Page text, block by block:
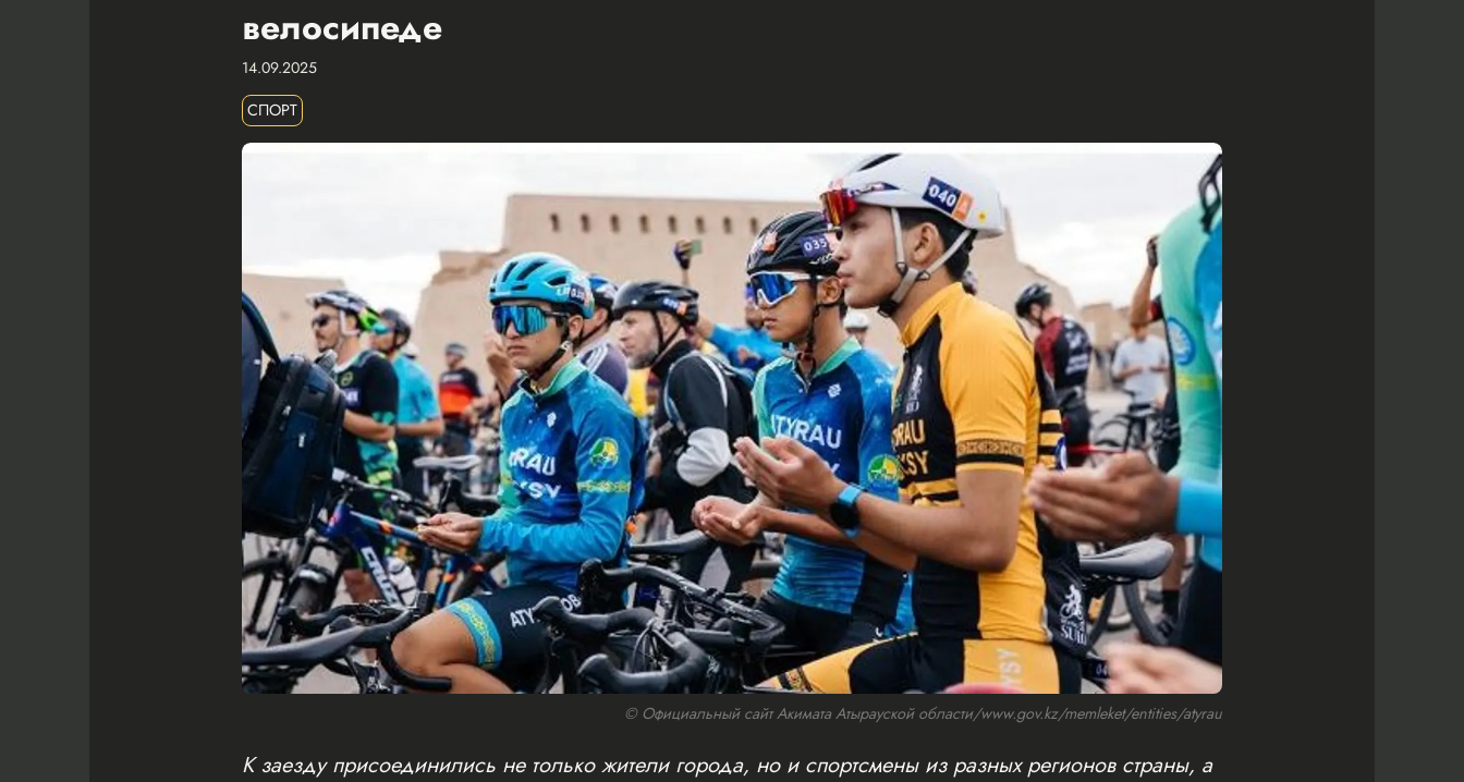
велосипеде
14.09.2025
СПОРТ
© Официальный сайт Акимата Атырауской области/www.gov.kz/memleket/entities/atyrau
К заезду присоединились не только жители города, но и спортсмены из разных регионов страны, а